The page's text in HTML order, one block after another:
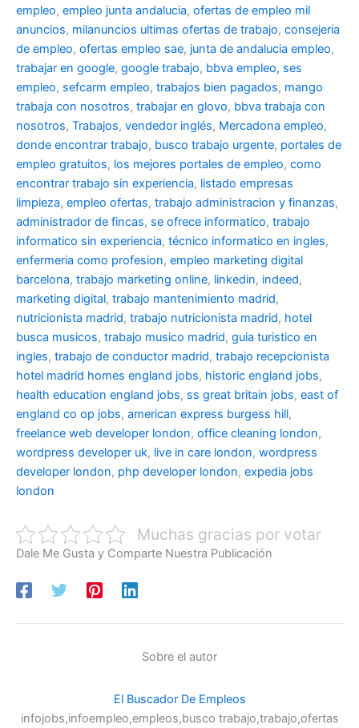
empleo, empleo junta andalucia, ofertas de empleo mil
anuncios, milanuncios ultimas ofertas de trabajo, consejeria
de empleo, ofertas empleo sae, junta de andalucia empleo,
trabajar en google, google trabajo, bbva empleo, ses
empleo, sefcarm empleo, trabajos bien pagados, mango
trabaja con nosotros, trabajar en glovo, bbva trabaja con
nosotros, Trabajos, vendedor inglés, Mercadona empleo,
donde encontrar trabajo, busco trabajo urgente, portales de
empleo gratuitos, los mejores portales de empleo, como
encontrar trabajo sin experiencia, listado empresas
limpieza, empleo ofertas, trabajo administracion y finanzas,
administrador de fincas, se ofrece informatico, trabajo
informatico sin experiencia, técnico informatico en ingles,
enfermeria como profesion, empleo marketing digital
barcelona, trabajo marketing online, linkedin, indeed,
marketing digital, trabajo mantenimiento madrid,
nutricionista madrid, trabajo nutricionista madrid, hotel
busca musicos, trabajo musico madrid, guia turistico en
ingles, trabajo de conductor madrid, trabajo recepcionista
hotel madrid homes england jobs, historic england jobs,
health education england jobs, ss great britain jobs, east of
england co op jobs, american express burgess hill,
freelance web developer london, office cleaning london,
wordpress developer uk, live in care london, wordpress
developer london, php developer london, expedia jobs
london
Muchas gracias por votar
Dale Me Gusta y Comparte Nuestra Publicación
Sobre el autor
El Buscador De Empleos
infojobs,infoempleo,empleos,busco trabajo,trabajo,ofertas